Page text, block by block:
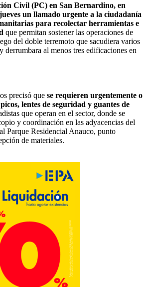
Civil (PC) en San Bernardino, en
un llamado urgente a la ciudadanía
para recolectar herramientas e
que permitan sostener las operaciones de
del doble terremoto que sacudiera varios
derrumbara al menos tres edificaciones en
precisó que se requieren urgentemente o
lentes de seguridad y guantes de
que operan en el sector, donde se
y coordinación en las adyacencias del
Parque Residencial Anauco, punto
de materiales.